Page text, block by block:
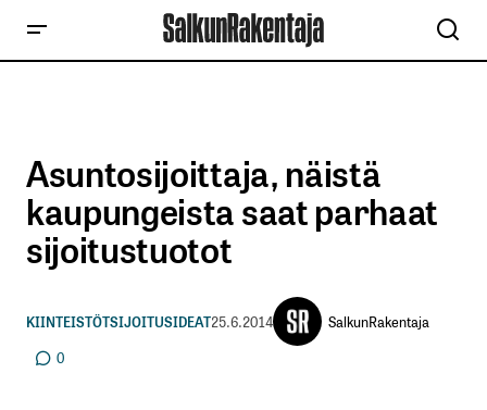
Asuntosijoittaja, näistä
kaupungeista saat parhaat
sijoitustuotot
KIINTEISTÖTSIJOITUSIDEAT25.6.2014
SalkunRakentaja
0